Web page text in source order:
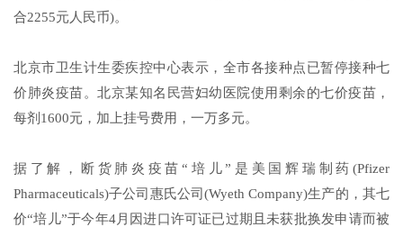
合2255元人民币)。
北京市卫生计生委疾控中心表示，全市各接种点已暂停接种七
价肺炎疫苗。北京某知名民营妇幼医院使用剩余的七价疫苗，
每剂1600元，加上挂号费用，一万多元。
据了解，断货肺炎疫苗“培儿”是美国辉瑞制药(Pfizer
Pharmaceuticals)子公司惠氏公司(Wyeth Company)生产的，其七
价“培儿”于今年4月因进口许可证已过期且未获批换发申请而被